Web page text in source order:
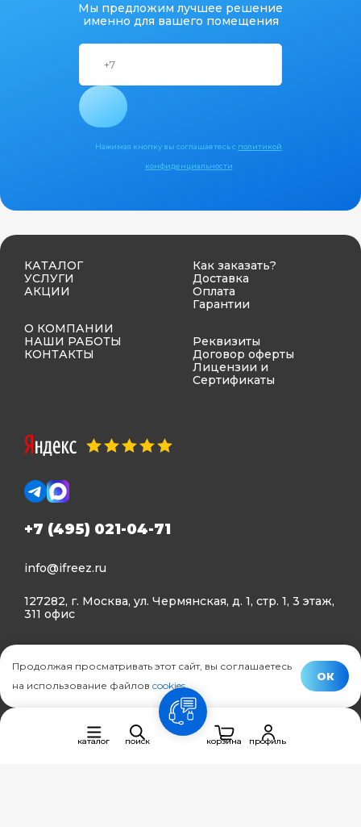
Мы предложим лучшее решение
именно для вашего помещения
Нажимая кнопку вы соглашаетесь с политикой
конфиденциальности
КАТАЛОГ
УСЛУГИ
АКЦИИ
О КОМПАНИИ
НАШИ РАБОТЫ
КОНТАКТЫ
Как заказать?
Доставка
Оплата
Гарантии
Реквизиты
Договор оферты
Лицензии и
Сертификаты
+7 (495) 021-04-71
info@ifreez.ru
127282, г. Москва, ул. Чермянская, д. 1, стр. 1, 3 этаж,
311 офис
Политика конфиденциальности
© Ifreez - продажа и установка климатической техники,
каталог поиск
связь
корзина
профиль
Продолжая просматривать этот сайт, вы соглашаетесь
на использование файлов cookies.
ОК